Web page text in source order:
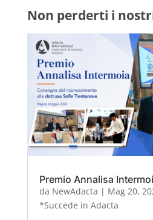
Non perderti i
Premio Annalisa
da NewAdacta | Mag 20,
*Succede in Adacta